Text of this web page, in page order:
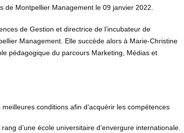
de Montpellier Management le 09 janvier 2022.
de Gestion et directrice de l’incubateur de
Management. Elle succède alors à Marie-Christine
pédagogique du parcours Marketing, Médias et
conditions afin d’acquérir les compétences
d’une école universitaire d’envergure internationale.